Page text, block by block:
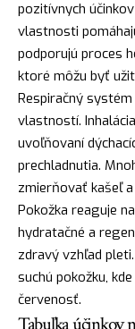
pozitívnych
vlastnosti
podporujú proces
ktoré môžu byť
Respiračný
vlastností.
uvoľňovaní
prechladnutia.
zmierňovať kašeľ
Pokožka reaguje
hydratačné a
zdravý vzhľad
suchú pokožku,
červenosť.